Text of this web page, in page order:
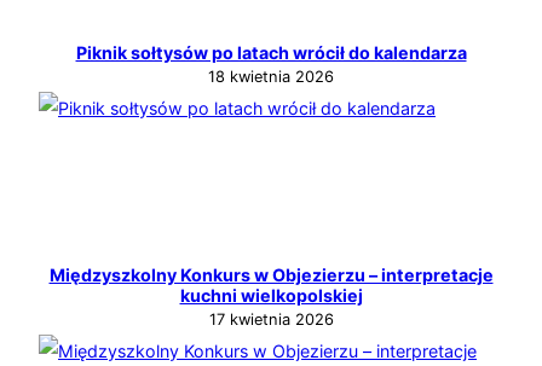
Piknik sołtysów po latach wrócił do kalendarza
18 kwietnia 2026
Międzyszkolny Konkurs w Objezierzu – interpretacje
kuchni wielkopolskiej
17 kwietnia 2026